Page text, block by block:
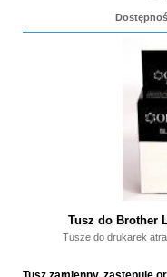
Tusz do Brother
Tusze do drukarek